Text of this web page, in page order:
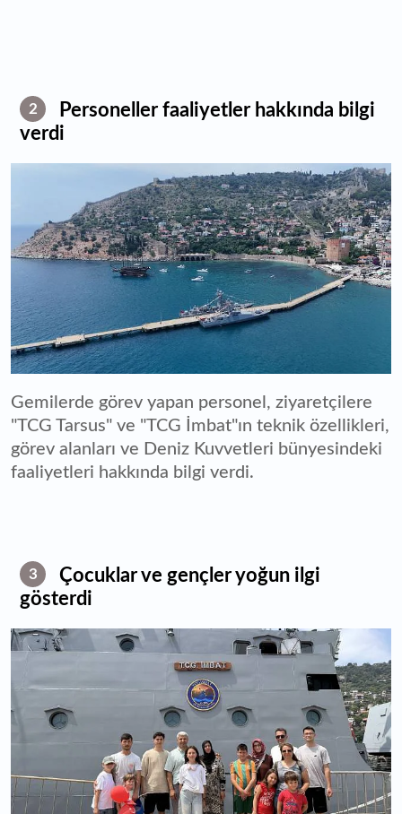
2
Personeller faaliyetler hakkında bilgi
verdi
Gemilerde görev yapan personel, ziyaretçilere
"TCG Tarsus" ve "TCG İmbat"ın teknik özellikleri,
görev alanları ve Deniz Kuvvetleri bünyesindeki
faaliyetleri hakkında bilgi verdi.
3
Çocuklar ve gençler yoğun ilgi
gösterdi